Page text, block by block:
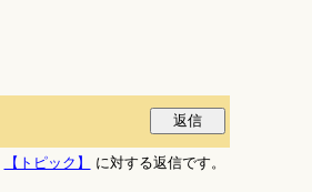
【トピック】 に対する返信です。